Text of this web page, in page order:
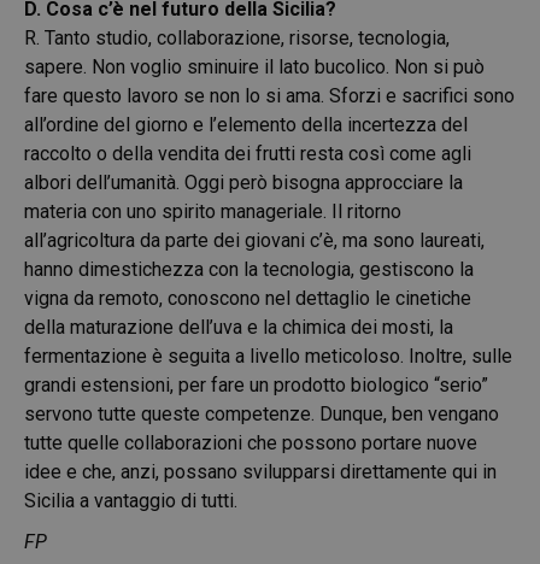
D. Cosa c’è nel futuro della Sicilia?
R. Tanto studio, collaborazione, risorse, tecnologia,
sapere. Non voglio sminuire il lato bucolico. Non si può
fare questo lavoro se non lo si ama. Sforzi e sacrifici sono
all’ordine del giorno e l’elemento della incertezza del
raccolto o della vendita dei frutti resta così come agli
albori dell’umanità. Oggi però bisogna approcciare la
materia con uno spirito manageriale. Il ritorno
all’agricoltura da parte dei giovani c’è, ma sono laureati,
hanno dimestichezza con la tecnologia, gestiscono la
vigna da remoto, conoscono nel dettaglio le cinetiche
della maturazione dell’uva e la chimica dei mosti, la
fermentazione è seguita a livello meticoloso. Inoltre, sulle
grandi estensioni, per fare un prodotto biologico “serio”
servono tutte queste competenze. Dunque, ben vengano
tutte quelle collaborazioni che possono portare nuove
idee e che, anzi, possano svilupparsi direttamente qui in
Sicilia a vantaggio di tutti.
FP